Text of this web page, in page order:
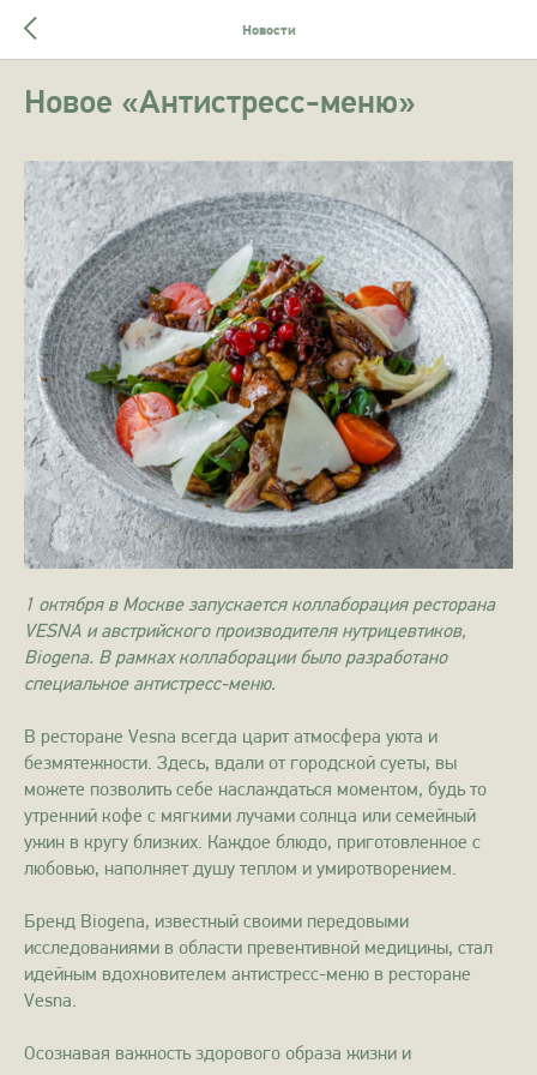
Новости
Новое «Антистресс-меню»
1 октября в Москве запускается коллаборация ресторана
VESNA и австрийского производителя нутрицевтиков,
Biogena. В рамках коллаборации было разработано
специальное антистресс-меню.
В ресторане Vesna всегда царит атмосфера уюта и
безмятежности. Здесь, вдали от городской суеты, вы
можете позволить себе наслаждаться моментом, будь то
утренний кофе с мягкими лучами солнца или семейный
ужин в кругу близких. Каждое блюдо, приготовленное с
любовью, наполняет душу теплом и умиротворением.
Бренд Biogena, известный своими передовыми
исследованиями в области превентивной медицины, стал
идейным вдохновителем антистресс-меню в ресторане
Vesna.
Осознавая важность здорового образа жизни и